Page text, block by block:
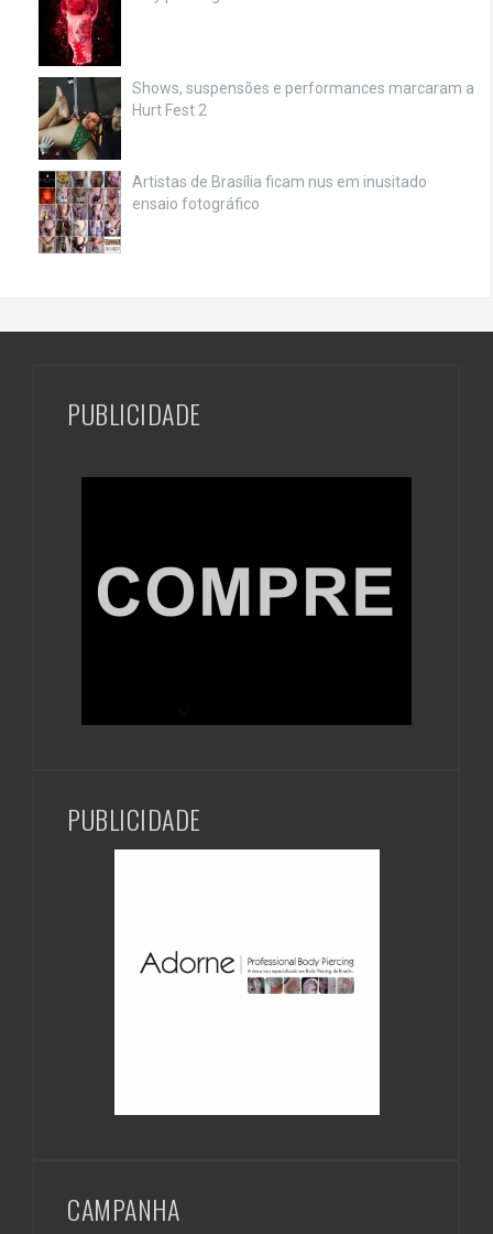
Shows, suspensões e performances marcaram a
Hurt Fest 2
Artistas de Brasília ficam nus em inusitado
ensaio fotográfico
PUBLICIDADE
PUBLICIDADE
CAMPANHA